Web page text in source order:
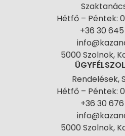
Hétfő – Péntek:
+36 30
5000 Szolnok,
Rendelések,
Hétfő – Péntek:
+36 30
5000 Szolnok,